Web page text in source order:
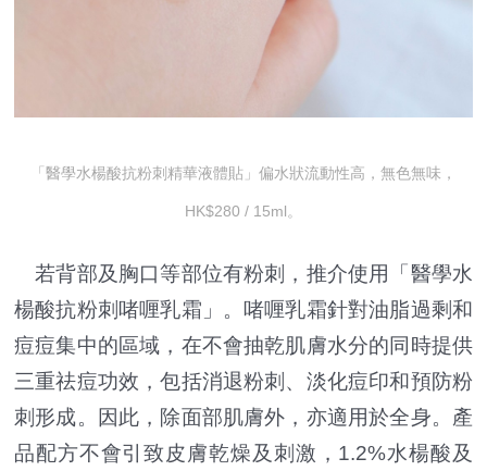
「醫學水楊酸抗粉刺精華液體貼」偏水狀流動性高，無色無味，
HK$280 / 15ml。
若背部及胸口等部位有粉刺，推介使用「醫學水
楊酸抗粉刺啫喱乳霜」。啫喱乳霜針對油脂過剩和
痘痘集中的區域，在不會抽乾肌膚水分的同時提供
三重祛痘功效，包括消退粉刺、淡化痘印和預防粉
刺形成。因此，除面部肌膚外，亦適用於全身。產
品配方不會引致皮膚乾燥及刺激，1.2%水楊酸及